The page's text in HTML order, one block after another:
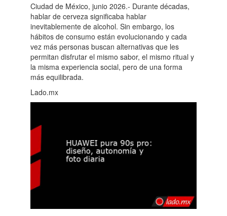
Ciudad de México, junio 2026.- Durante décadas,
hablar de cerveza significaba hablar
inevitablemente de alcohol. Sin embargo, los
hábitos de consumo están evolucionando y cada
vez más personas buscan alternativas que les
permitan disfrutar el mismo sabor, el mismo ritual y
la misma experiencia social, pero de una forma
más equilibrada.
Lado.mx